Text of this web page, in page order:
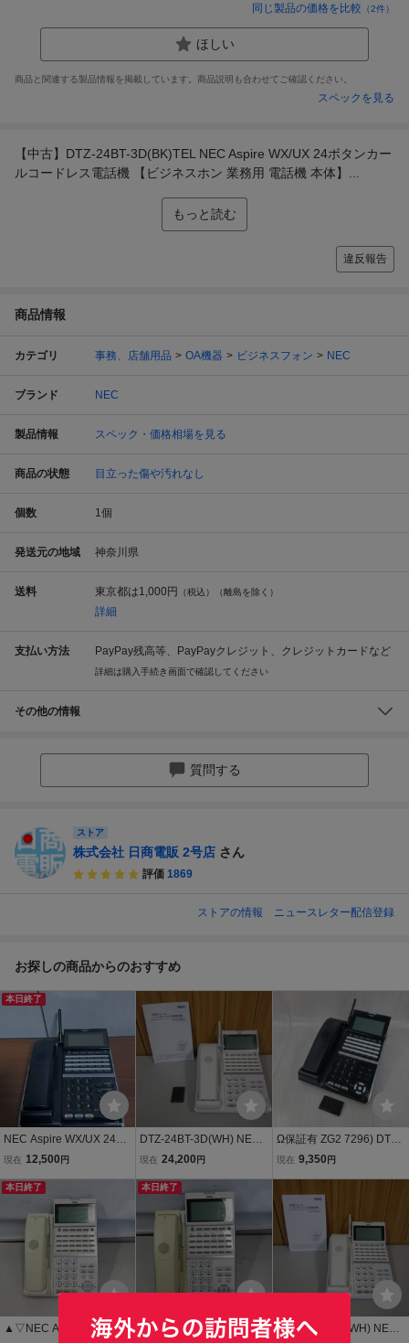
同じ製品の価格を比較 （2件）
ほしい
商品と関連する製品情報を掲載しています。商品説明も合わせてご確認ください。
スペックを見る
【中古】DTZ-24BT-3D(BK)TEL NEC Aspire WX/UX 24ボタンカー
ルコードレス電話機 【ビジネスホン 業務用 電話機 本体】...
もっと読む
違反報告
商品情報
カテゴリ 事務、店舗用品 OA機器 ビジネスフォン NEC
ブランド NEC
製品情報 スペック・価格相場を見る
商品の状態 目立った傷や汚れなし
個数 1個
発送元の地域 神奈川県
送料 東京都は1,000円 （税込）（離島を除く）
詳細
支払い方法 PayPay残高等、PayPayクレジット、クレジットカードなど
詳細は購入手続き画面で確認してください
その他の情報
質問する
ストア
株式会社 日商電販 2号店 さん
評価 1869
ストアの情報 ニュースレター配信登録
お探しの商品からのおすすめ
本日終了
NEC Aspire WX/UX 24ボ
タン DTZ-24BT-3D(BK) カ
ジネスホン
現在 12,500 円
DTZ-24BT-3D(WH) NEC
Aspire UX/WX カールコー
付 保証有 ZK2 10766)
現在 24,200 円
Ω保証有 ZG2 7296) DTZ-
24BT-3D(BK)TEL NEC As
ホン 領収書発行可能 同梱
可
現在 9,350 円
本日終了
▲▽NEC Aspire UX カ
本日終了
▲▽NEC Aspire UX カ
DTZ-24BT-3D(WH) NEC